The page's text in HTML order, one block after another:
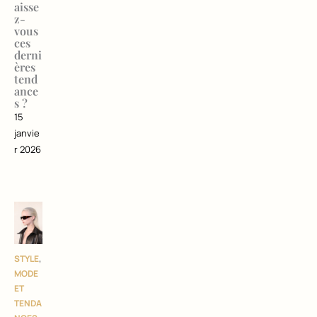
aisse
z-
vous
ces
derni
ères
tend
ance
s ?
15
janvie
r 2026
STYLE,
MODE
ET
TENDA